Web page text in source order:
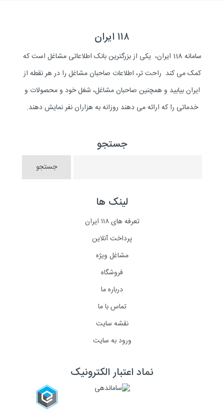
۱۱۸ ایران
سامانه 118 ایران، یکی از بزرگترین بانک اطلاعاتی مشاغل است که
کمک می کند راحت تر، اطلاعات صاحبان مشاغل را در هر نقطه از
ایران بیابید و همچنین صاحبان مشاغل، شغل خود و محصولات و
خدماتی را که ارائه می دهند روزانه به هزاران نفر نمایش دهند.
جستجو
لینک ها
تعرفه های ۱۱۸ ایران
پرداخت آنلاین
مشاغل ویژه
فروشگاه
درباره ما
تماس با ما
نقشه سایت
ورود به سایت
نماد اعتبار الکترونیک